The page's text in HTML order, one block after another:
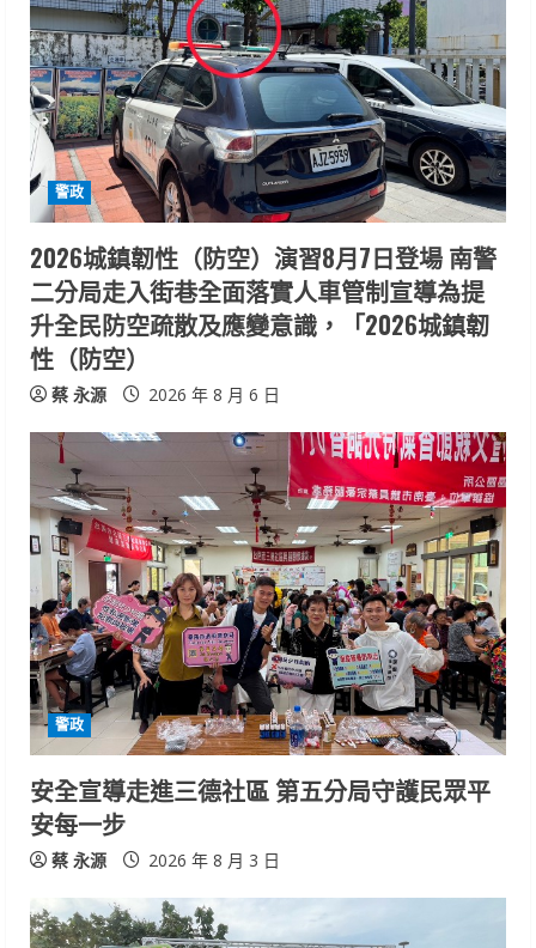
e
a
d
i
n
g
警政
2026城鎮韌性（防空）演習8月7日登場 南警
二分局走入街巷全面落實人車管制宣導為提
升全民防空疏散及應變意識，「2026城鎮韌
性（防空）
蔡 永源 2026 年 8 月 6 日
警政
安全宣導走進三德社區 第五分局守護民眾平
安每一步
蔡 永源 2026 年 8 月 3 日